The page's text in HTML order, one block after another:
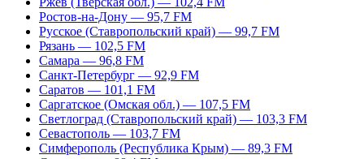
Ростов-на-Дону — 95,7 FM
Русское (Ставропольский край) — 99,7 FM
Рязань — 102,5 FM
Самара — 96,8 FM
Санкт-Петербург — 92,9 FM
Саратов — 101,1 FM
Саргатское (Омская обл.) — 107,5 FM
Светлоград (Ставропольский край) — 103,3 FM
Севастополь — 103,7 FM
Симферополь (Республика Крым) — 89,3 FM